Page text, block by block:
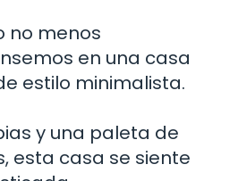
no menos
en una casa
estilo minimalista.
y una paleta de
esta casa se siente